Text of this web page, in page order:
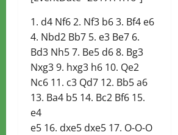
1. d4 Nf6 2. Nf3 b6 3. Bf4 e6
4. Nbd2 Bb7 5. e3 Be7 6.
Bd3 Nh5 7. Be5 d6 8. Bg3
Nxg3 9. hxg3 h6 10. Qe2
Nc6 11. c3 Qd7 12. Bb5 a6
13. Ba4 b5 14. Bc2 Bf6 15.
e4
e5 16. dxe5 dxe5 17. O-O-O